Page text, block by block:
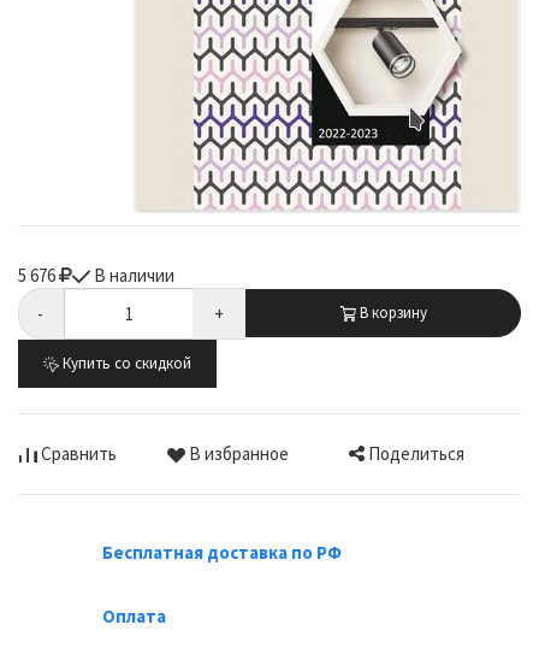
5 676
В наличии
-
+ В корзину
Купить со скидкой
Сравнить В избранное Поделиться
Бесплатная доставка по РФ
Оплата